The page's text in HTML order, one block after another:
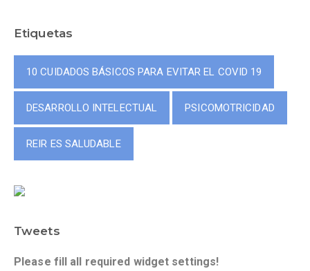
Etiquetas
10 CUIDADOS BÁSICOS PARA EVITAR EL COVID 19
DESARROLLO INTELECTUAL PSICOMOTRICIDAD
REIR ES SALUDABLE
Tweets
Please fill all required widget settings!